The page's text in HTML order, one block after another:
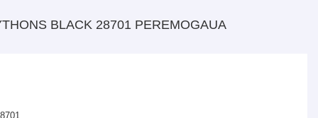
BLACK 28701 PEREMOGAUA